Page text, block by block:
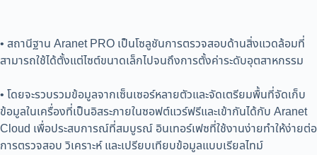
• สถานีฐาน Aranet PRO เป็นโซลูชันการตรวจสอบด้านสิ่งแวดล้อมที่
สามารถใช้ได้ตั้งแต่ไซต์ขนาดเล็กไปจนถึงการตั้งค่าระดับอุตสาหกรรม
• โดยจะรวบรวมข้อมูลจากเซ็นเซอร์หลายตัวและจัดเตรียมพื้นที่จัดเก็บ
ข้อมูลในเครื่องที่เป็นอิสระภายในซอฟต์แวร์ฟรีและเข้ากันได้กับ Aranet
Cloud เพื่อประสบการณ์ที่สมบูรณ์ อินเทอร์เฟซที่ใช้งานง่ายทำให้ง่ายต่อ
การตรวจสอบ วิเคราะห์ และเปรียบเทียบข้อมูลแบบเรียลไทม์